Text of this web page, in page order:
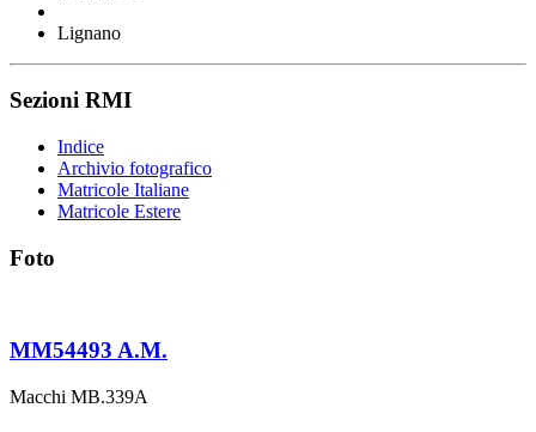
Lignano
Sezioni RMI
Indice
Archivio fotografico
Matricole Italiane
Matricole Estere
Foto
MM54493 A.M.
Macchi MB.339A